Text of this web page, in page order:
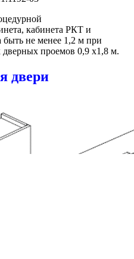
кабинета РКТ и
не менее 1,2 м при
дверных проемов 0,9 х1,8 м.
двери